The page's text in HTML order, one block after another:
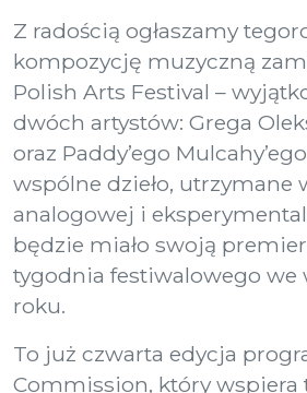
Z radością ogłaszamy
kompozycję muzyczną
Polish Arts Festival –
dwóch artystów: Grega
oraz Paddy’ego
wspólne dzieło, utrzymane
analogowej i
będzie miało swoją
tygodnia festiwalowego we
roku.
To już czwarta edycja
Commission, który